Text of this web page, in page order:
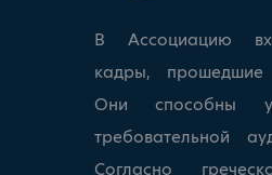
В Ассоциацию
кадры, прошедшие
Они способны
требовательной
Согласно